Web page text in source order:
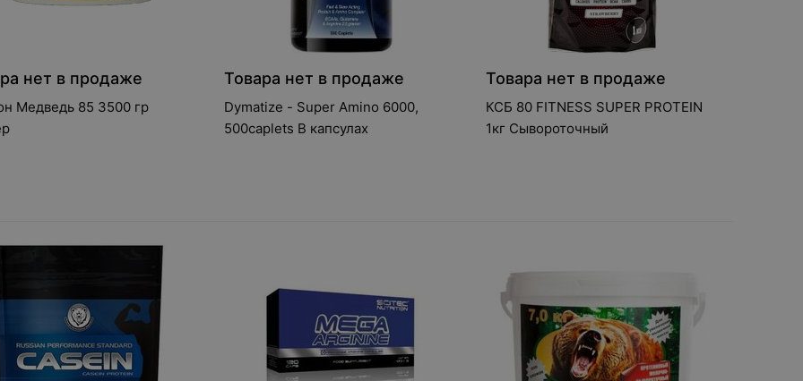
нет в продаже
Медведь 85 3500 гр
Товара нет в продаже
Dymatize - Super Amino 6000,
500caplets В капсулах
Товара нет в продаже
КСБ 80 FITNESS SUPER PROTEIN
1кг Сывороточный